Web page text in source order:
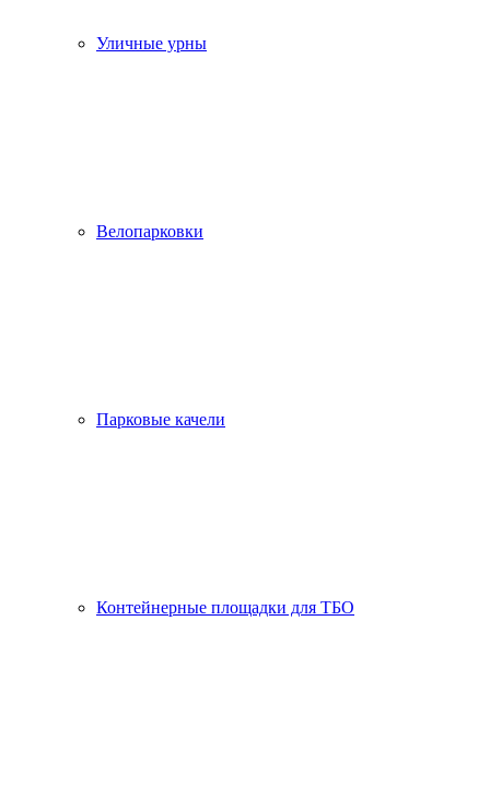
Уличные урны
Велопарковки
Парковые качели
Контейнерные площадки для ТБО